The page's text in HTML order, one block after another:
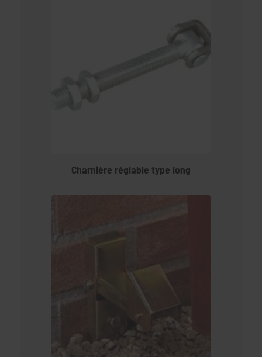
Charnière réglable type long